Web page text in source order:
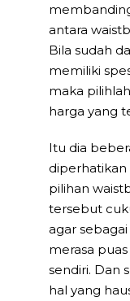
antara
Bila sudah
memiliki
maka
harga yang
Itu dia
pilihan
tersebut
agar
merasa
sendiri. Dan
hal yang